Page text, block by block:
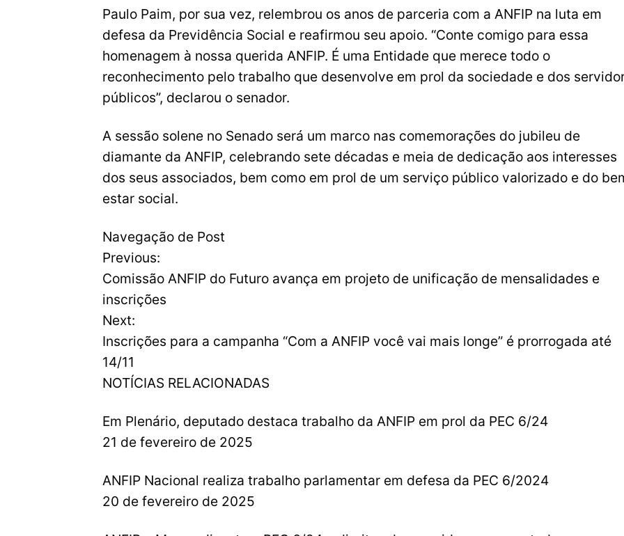
Paulo Paim, por sua vez, relembrou os anos de parceria com a ANFIP na luta em
defesa da Previdência Social e reafirmou seu apoio. “Conte comigo para essa
homenagem à nossa querida ANFIP. É uma Entidade que merece todo o
reconhecimento pelo trabalho que desenvolve em prol da sociedade e dos
públicos”, declarou o senador.
A sessão solene no Senado será um marco nas comemorações do jubileu de
diamante da ANFIP, celebrando sete décadas e meia de dedicação aos interesses
dos seus associados, bem como em prol de um serviço público valorizado e do
estar social.
Navegação de Post
Previous:
Comissão ANFIP do Futuro avança em projeto de unificação de mensalidades e
inscrições
Next:
Inscrições para a campanha “Com a ANFIP você vai mais longe” é prorrogada até
14/11
NOTÍCIAS RELACIONADAS
Em Plenário, deputado destaca trabalho da ANFIP em prol da PEC 6/24
21 de fevereiro de 2025
ANFIP Nacional realiza trabalho parlamentar em defesa da PEC 6/2024
20 de fevereiro de 2025